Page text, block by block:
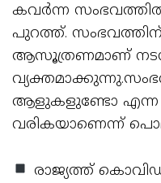
കവര്‍ന്ന
പുറത്ത്.
ആസൂത്രണമാണ്
ആളുകളുണ്ടോ എന്ന
വരികയാണെന്ന്
രാജ്യത്ത്